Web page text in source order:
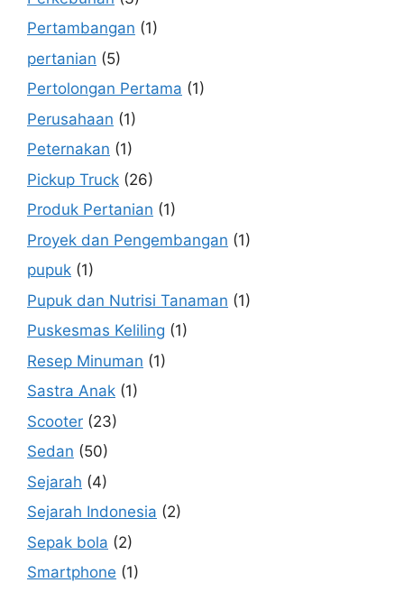
Pertambangan (1)
pertanian (5)
Pertolongan Pertama (1)
Perusahaan (1)
Peternakan (1)
Pickup Truck (26)
Produk Pertanian (1)
Proyek dan Pengembangan (1)
pupuk (1)
Pupuk dan Nutrisi Tanaman (1)
Puskesmas Keliling (1)
Resep Minuman (1)
Sastra Anak (1)
Scooter (23)
Sedan (50)
Sejarah (4)
Sejarah Indonesia (2)
Sepak bola (2)
Smartphone (1)